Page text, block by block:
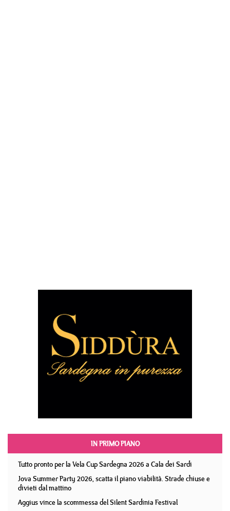
IN PRIMO PIANO
Tutto pronto per la Vela Cup Sardegna 2026 a Cala dei Sardi
Jova Summer Party 2026, scatta il piano viabilità. Strade chiuse e
divieti dal mattino
Aggius vince la scommessa del Silent Sardinia Festival